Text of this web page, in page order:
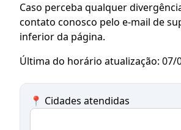
Caso perceba qualquer
contato conosco pelo e-mail de
inferior da página.
Última do horário atualização: 07/
📍 Cidades atendidas